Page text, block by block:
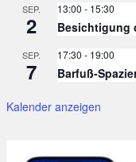
SEP.
2
13:00 - 15:30
Besichtigung
SEP.
7
17:30 - 19:00
Barfuß-
Kalender anzeigen